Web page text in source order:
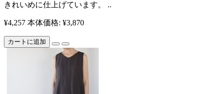
きれいめに仕上げています。 ..
¥4,257 本体価格: ¥3,870
カートに追加